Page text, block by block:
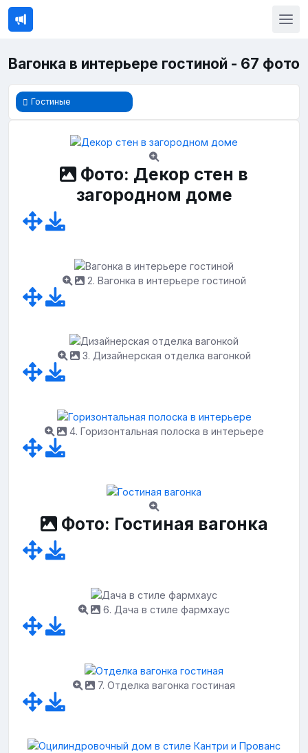
Вагонка в интерьере гостиной - 67 фото
Гостиные
Фото: Декор стен в
загородном доме
2. Вагонка в интерьере гостиной
3. Дизайнерская отделка вагонкой
4. Горизонтальная полоска в интерьере
Фото: Гостиная вагонка
6. Дача в стиле фармхаус
7. Отделка вагонка гостиная